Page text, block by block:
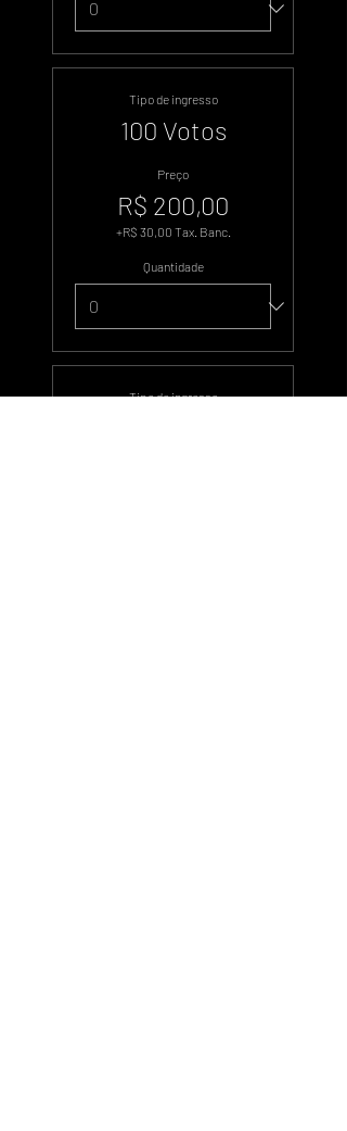
Tipo de ingresso
100 Votos
Preço
R$ 200,00
+R$ 30,00 Tax. Banc.
Quantidade
Tipo de ingresso